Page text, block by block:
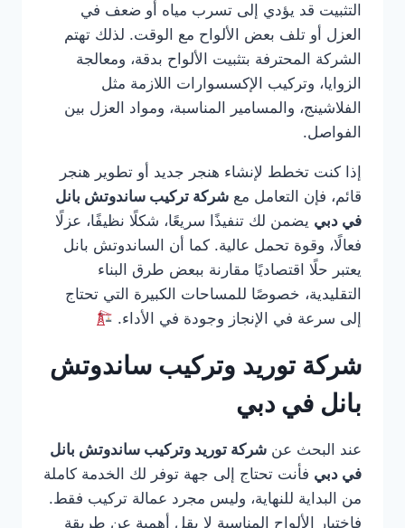
التثبيت قد يؤدي إلى تسرب مياه أو ضعف في
العزل أو تلف بعض الألواح مع الوقت. لذلك تهتم
الشركة المحترفة بتثبيت الألواح بدقة، ومعالجة
الزوايا، وتركيب الإكسسوارات اللازمة مثل
الفلاشينج، والمسامير المناسبة، ومواد العزل بين
الفواصل.
إذا كنت تخطط لإنشاء هنجر جديد أو تطوير هنجر
قائم، فإن التعامل مع شركة تركيب ساندوتش بانل
في دبي يضمن لك تنفيذًا سريعًا، شكلًا نظيفًا، عزلًا
فعالًا، وقوة تحمل عالية. كما أن الساندوتش بانل
يعتبر حلًا اقتصاديًا مقارنة ببعض طرق البناء
التقليدية، خصوصًا للمساحات الكبيرة التي تحتاج
إلى سرعة في الإنجاز وجودة في الأداء.
شركة توريد وتركيب ساندوتش
بانل في دبي
عند البحث عن شركة توريد وتركيب ساندوتش بانل
في دبي فأنت تحتاج إلى جهة توفر لك الخدمة كاملة
من البداية للنهاية، وليس مجرد عمالة تركيب فقط.
فاختيار الألواح المناسبة لا يقل أهمية عن طريقة